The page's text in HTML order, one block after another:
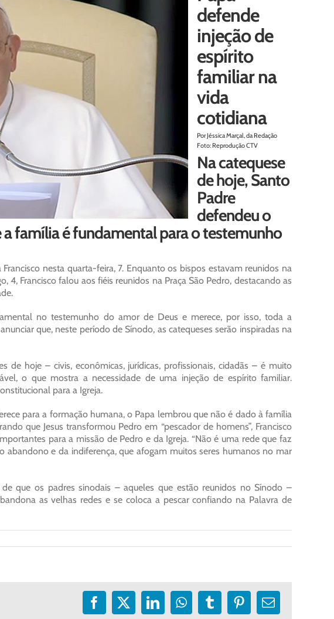
defende
injeção de
espírito
familiar na
vida
cotidiana
Por Jéssica Marçal, da Redação
Foto: Reprodução CTV
Na catequese
de hoje, Santo
Padre
defendeu o
família é fundamental para o testemunho
nesta quarta-feira, 7. Enquanto os bispos estavam reunidos na
Francisco falou aos fiéis reunidos na Praça São Pedro, destacando as
no testemunho do amor de Deus e merece, por isso, toda a
que, neste período de Sínodo, as catequeses serão inspiradas na
de hoje – civis, econômicas, jurídicas, profissionais, cidadãs – é muito
o que mostra a necessidade de uma injeção de espírito familiar.
para a Igreja.
para a formação humana, o Papa lembrou que não é dado à família
que Jesus transformou Pedro em “pescador de homens”, Francisco
para a missão de Pedro e da Igreja. “Não é uma rede que faz
abandono e da indiferença, que afogam muitos seres humanos no mar
que os padres sinodais – aqueles que estão reunidos no Sínodo –
as velhas redes e se coloca a pescar confiando na Palavra de
Facebook
X LinkedInWhatsApp
TumblrPinterest
E-